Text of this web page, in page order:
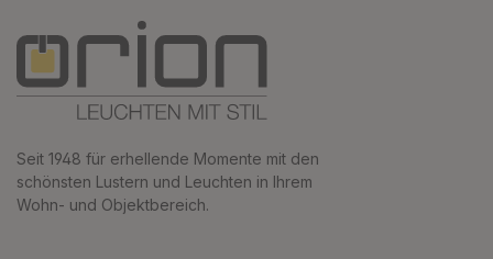
Seit 1948 für erhellende Momente mit den
schönsten Lustern und Leuchten in Ihrem
Wohn- und Objektbereich.